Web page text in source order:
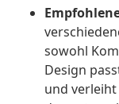
sowohl
Design
und